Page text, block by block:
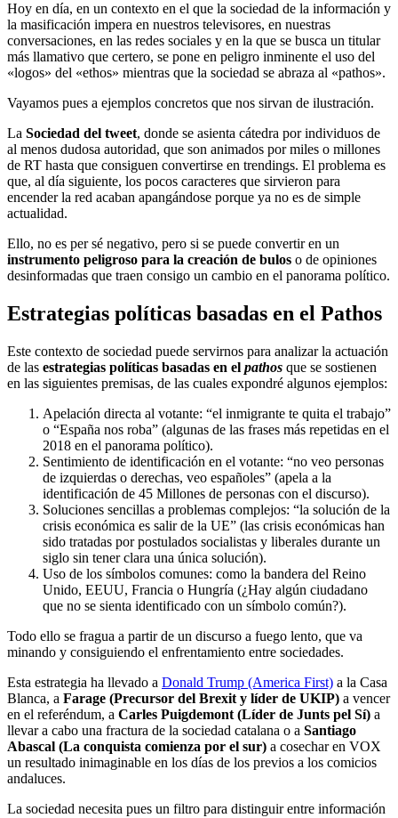
Hoy en día, en un contexto en el que la sociedad de la información y
la masificación impera en nuestros televisores, en nuestras
conversaciones, en las redes sociales y en la que se busca un titular
más llamativo que certero, se pone en peligro inminente el uso del
«logos» del «ethos» mientras que la sociedad se abraza al «pathos».
Vayamos pues a ejemplos concretos que nos sirvan de ilustración.
La Sociedad del tweet, donde se asienta cátedra por individuos de
al menos dudosa autoridad, que son animados por miles o millones
de RT hasta que consiguen convertirse en trendings. El problema es
que, al día siguiente, los pocos caracteres que sirvieron para
encender la red acaban apangándose porque ya no es de simple
actualidad.
Ello, no es per sé negativo, pero si se puede convertir en un
instrumento peligroso para la creación de bulos o de opiniones
desinformadas que traen consigo un cambio en el panorama político.
Estrategias políticas basadas en el Pathos
Este contexto de sociedad puede servirnos para analizar la actuación
de las estrategias políticas basadas en el pathos que se sostienen
en las siguientes premisas, de las cuales expondré algunos ejemplos:
Apelación directa al votante: “el inmigrante te quita el trabajo”
o “España nos roba” (algunas de las frases más repetidas en el
2018 en el panorama político).
Sentimiento de identificación en el votante: “no veo personas
de izquierdas o derechas, veo españoles” (apela a la
identificación de 45 Millones de personas con el discurso).
Soluciones sencillas a problemas complejos: “la solución de la
crisis económica es salir de la UE” (las crisis económicas han
sido tratadas por postulados socialistas y liberales durante un
siglo sin tener clara una única solución).
Uso de los símbolos comunes: como la bandera del Reino
Unido, EEUU, Francia o Hungría (¿Hay algún ciudadano
que no se sienta identificado con un símbolo común?).
Todo ello se fragua a partir de un discurso a fuego lento, que va
minando y consiguiendo el enfrentamiento entre sociedades.
Esta estrategia ha llevado a Donald Trump (America First) a la Casa
Blanca, a Farage (Precursor del Brexit y líder de UKIP) a vencer
en el referéndum, a Carles Puigdemont (Líder de Junts pel Sí) a
llevar a cabo una fractura de la sociedad catalana o a Santiago
Abascal (La conquista comienza por el sur) a cosechar en VOX
un resultado inimaginable en los días de los previos a los comicios
andaluces.
La sociedad necesita pues un filtro para distinguir entre información